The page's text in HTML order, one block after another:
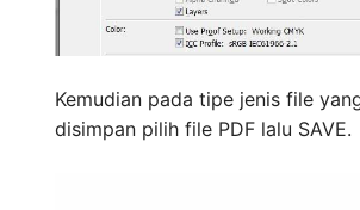
Kemudian pada tipe jenis file
disimpan pilih file PDF lalu SAVE.